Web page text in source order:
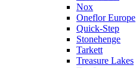
Nox
Oneflor Europe
Quick-Step
Stonehenge
Tarkett
Treasure Lakes